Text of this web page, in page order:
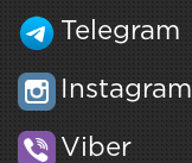
Telegram
Instagram
Viber